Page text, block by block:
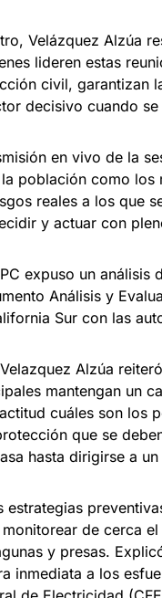
Velázquez Alzúa
lideren estas
civil, garantizan
decisivo cuando
en vivo de la
población como
reales a los que
y actuar con
expuso un
Análisis y
Sur con las
Alzúa
mantengan un
cuáles son los
que se
hasta dirigirse a
estrategias
de cerca
y presas.
inmediata a los